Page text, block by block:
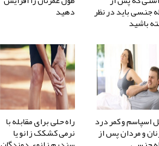
جنسی باید در نظر
باشید
دهید
اسپاسم و کمر درد
و مردان پس از
راه حلی برای مقابله با
نرمی کشکک زانو یا